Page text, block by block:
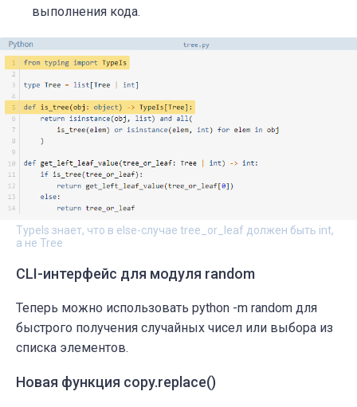
выполнения кода.
TypeIs знает, что в else-случае tree_or_leaf должен быть int,
а не Tree
CLI-интерфейс для модуля random
Теперь можно использовать python -m random для
быстрого получения случайных чисел или выбора из
списка элементов.
Новая функция copy.replace()